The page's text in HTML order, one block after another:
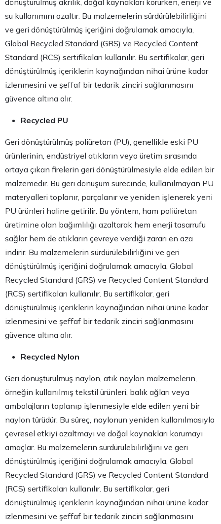
su kullanımını azaltır. Bu malzemelerin sürdürülebilirliğini
ve geri dönüştürülmüş içeriğini doğrulamak amacıyla,
Global Recycled Standard (GRS) ve Recycled Content
Standard (RCS) sertifikaları kullanılır. Bu sertifikalar, geri
dönüştürülmüş içeriklerin kaynağından nihai ürüne kadar
izlenmesini ve şeffaf bir tedarik zinciri sağlanmasını
güvence altına alır.
Recycled PU
Geri dönüştürülmüş poliüretan (PU), genellikle eski PU
ürünlerinin, endüstriyel atıkların veya üretim sırasında
ortaya çıkan firelerin geri dönüştürülmesiyle elde edilen bir
malzemedir. Bu geri dönüşüm sürecinde, kullanılmayan PU
materyalleri toplanır, parçalanır ve yeniden işlenerek yeni
PU ürünleri haline getirilir. Bu yöntem, ham poliüretan
üretimine olan bağımlılığı azaltarak hem enerji tasarrufu
sağlar hem de atıkların çevreye verdiği zararı en aza
indirir. Bu malzemelerin sürdürülebilirliğini ve geri
dönüştürülmüş içeriğini doğrulamak amacıyla, Global
Recycled Standard (GRS) ve Recycled Content Standard
(RCS) sertifikaları kullanılır. Bu sertifikalar, geri
dönüştürülmüş içeriklerin kaynağından nihai ürüne kadar
izlenmesini ve şeffaf bir tedarik zinciri sağlanmasını
güvence altına alır.
Recycled Nylon
Geri dönüştürülmüş naylon, atık naylon malzemelerin,
örneğin kullanılmış tekstil ürünleri, balık ağları veya
ambalajların toplanıp işlenmesiyle elde edilen yeni bir
naylon türüdür. Bu süreç, naylonun yeniden kullanılmasıyla
çevresel etkiyi azaltmayı ve doğal kaynakları korumayı
amaçlar. Bu malzemelerin sürdürülebilirliğini ve geri
dönüştürülmüş içeriğini doğrulamak amacıyla, Global
Recycled Standard (GRS) ve Recycled Content Standard
(RCS) sertifikaları kullanılır. Bu sertifikalar, geri
dönüştürülmüş içeriklerin kaynağından nihai ürüne kadar
izlenmesini ve şeffaf bir tedarik zinciri sağlanmasını